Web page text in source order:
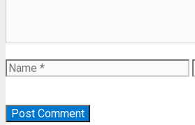
Name